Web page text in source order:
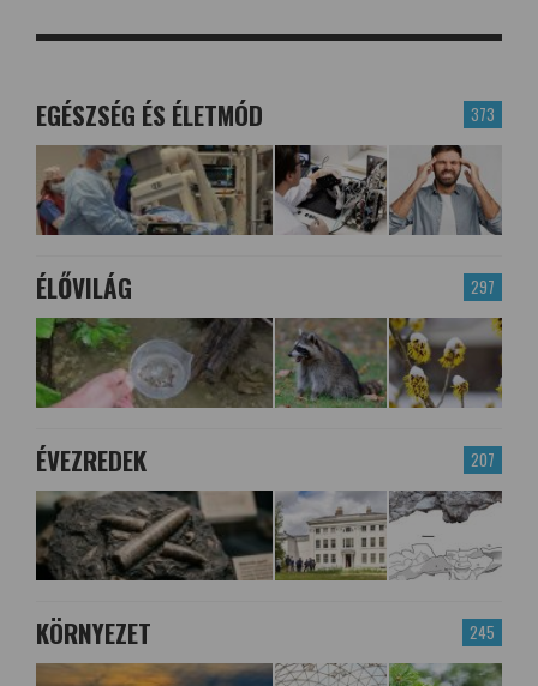
373
EGÉSZSÉG ÉS ÉLETMÓD
297
ÉLŐVILÁG
207
ÉVEZREDEK
245
KÖRNYEZET